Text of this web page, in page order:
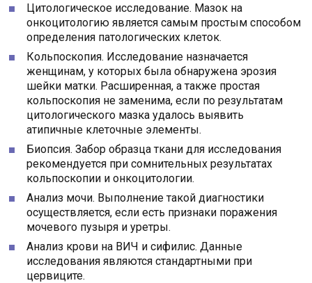
Цитологическое исследование. Мазок на
онкоцитологию является самым простым способом
определения патологических клеток.
Кольпоскопия. Исследование назначается
женщинам, у которых была обнаружена эрозия
шейки матки. Расширенная, а также простая
кольпоскопия не заменима, если по результатам
цитологического мазка удалось выявить
атипичные клеточные элементы.
Биопсия. Забор образца ткани для исследования
рекомендуется при сомнительных результатах
кольпоскопии и онкоцитологии.
Анализ мочи. Выполнение такой диагностики
осуществляется, если есть признаки поражения
мочевого пузыря и уретры.
Анализ крови на ВИЧ и сифилис. Данные
исследования являются стандартными при
цервиците.